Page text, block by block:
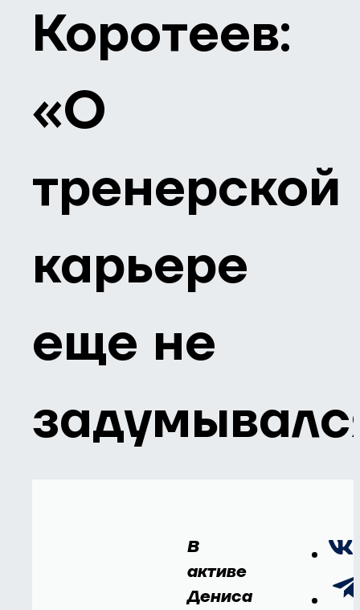
Коротеев:
«О
тренерской
карьере
еще не
В
активе
Дениса